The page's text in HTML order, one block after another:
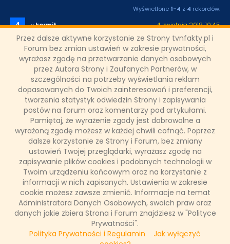
Przez dalsze aktywne korzystanie ze Strony tvnfakty.pl i
Forum bez zmian ustawień w zakresie prywatności,
wyrażasz zgodę na przetwarzanie danych osobowych
przez Autora Strony i Zaufanych Partnerów, w
szczególności na potrzeby wyświetlania reklam
dopasowanych do Twoich zainteresowań i preferencji,
tworzenia statystyk odwiedzin Strony i zapisywania
postów na forum oraz komentarzy pod artykułami.
Pamiętaj, że wyrażenie zgody jest dobrowolne a
wyrażoną zgodę możesz w każdej chwili cofnąć. Poprzez
dalsze korzystanie ze Strony i Forum, bez zmiany
ustawień Twojej przeglądarki, wyrażasz zgodę na
zapisywanie plików cookies i podobnych technologii w
Twoim urządzeniu końcowym oraz na korzystanie z
informacji w nich zapisanych. Ustawienia w zakresie
cookie możesz zawsze zmienić. Informacje na temat
Administratora Danych Osobowych, swoich praw oraz
danych jakie zbiera Strona i Forum znajdziesz w "Polityce
Prywatności".
Polityka Prywatności i Regulamin
Jak wyłączyć
Wyświetlone 1-4 z 4 rekordów.
4 ~ kermit
4 kwietnia 2018, 10:45
nie wiem czy śledzicie, ale w serwisie patronackim ma już całkiem
pokazną kwotę i to MIESIĘCZNIE. pewnie lada chwila ten film o pedofilli
w kościele już będzie. pytanie kto i gdzie go pokaze? może tvn?
~ Tom
8 marca 2018, 11:05
Super gość, dopiero teraz odnalazłem ten wywiad. Trochę szkoda, że
siedzi w niszowych stacjach, ale przynajmniej pisze świetne książki :)
Myślę że w wywiadzie mimo wszystko powiedział mniej niż wie
naprawdę.
~ Osti
9 stycznia 2018, 11:49
W kontekście tego co się teraz dzieje, dobrze zrobił, ze się wyniósł na
Podlasie. Ma święty spokój, żyje z pisania i nie martwi się czy zamkną
TVN.........
1 ~ marcin
19 grudnia 2017, 21:41
Ciekawy wywiad. Marnuje się w Fokus TV. Wymyślona historia
prowadzącego dziennik molestującego dziennikarki... Hmm... ;)